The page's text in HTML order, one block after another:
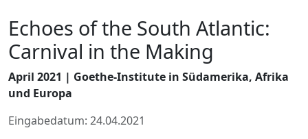
Echoes of the South Atlantic:
Carnival in the Making
April 2021 | Goethe-Institute in Südamerika, Afrika
und Europa
Eingabedatum: 24.04.2021